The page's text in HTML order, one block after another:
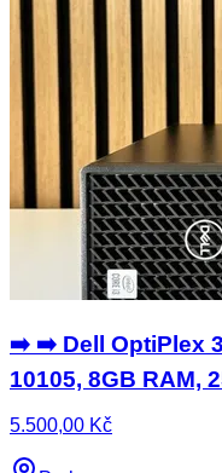
➡️ ➡️ Dell OptiPlex
10105, 8GB RAM,
5.500,00 Kč